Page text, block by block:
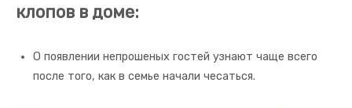
клопов в доме:
О появлении непрошеных гостей узнают чаще всего
после того, как в семье начали чесаться.